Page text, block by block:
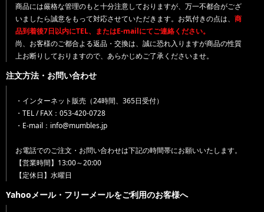
商品には厳格な管理のもと十分注意しておりますが、万一不都合がござ
いましたら誠意をもって対応させていただきます。お気付きの点は、 商
品到着後7日以内にTEL、またはE-mailにてご連絡ください。
尚、お客様のご都合よる返品・交換は、誠に恐れ入りますが商品の性質
上お断りしておりますので、あらかじめご了承くださいませ。
注文方法・お問い合わせ
・インターネット販売（24時間、365日受付）
・TEL / FAX：053-420-0728
・E-mail：info@mumbles.jp
お電話でのご注文・お問い合わせは下記の時間帯にお願いいたします。
【営業時間】13:00～20:00
【定休日】水曜日
Yahooメール・フリーメールをご利用のお客様へ